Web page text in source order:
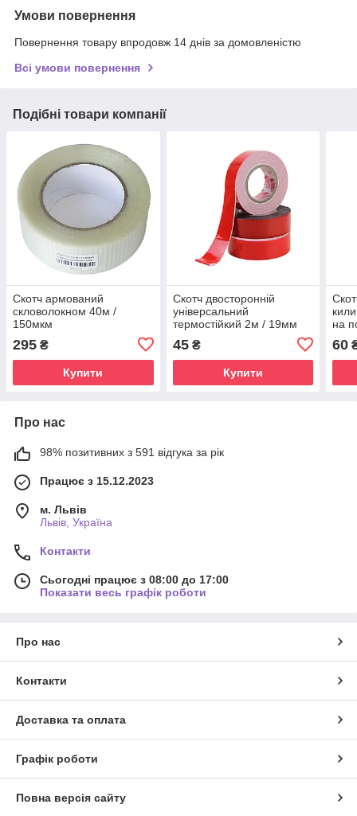
Умови повернення
Повернення товару впродовж 14 днів за домовленістю
Всі умови повернення
Подібні товари компанії
Скотч армований
скловолокном 40м /
150мкм
295 ₴
Купити
Скотч двосторонній
універсальний
термостійкий 2м / 19мм
45₴
Купити
на
60
Про нас
98% позитивних з 591 відгука за рік
Працює з 15.12.2023
м. Львів
Львів, Україна
Контакти
Сьогодні працює з 08:00 до 17:00
Показати весь графік роботи
Про нас
Контакти
Доставка та оплата
Графік роботи
Повна версія сайту